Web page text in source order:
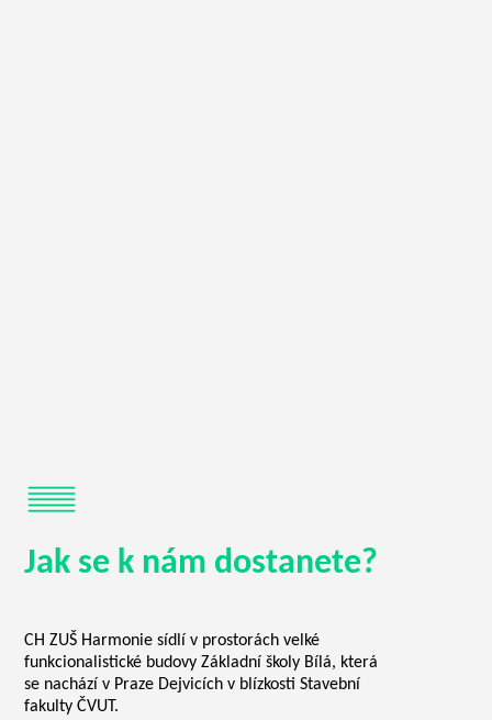
Jak se k nám dostanete?
CH ZUŠ Harmonie sídlí v prostorách velké
funkcionalistické budovy Základní školy Bílá, která
se nachází v Praze Dejvicích v blízkosti Stavební
fakulty ČVUT.